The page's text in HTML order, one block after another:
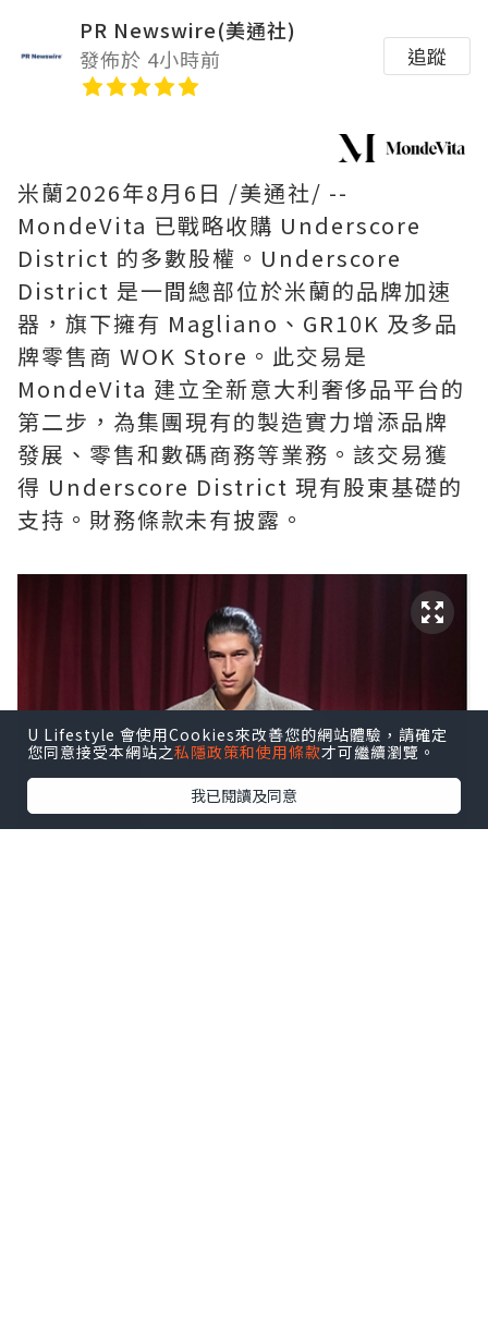
PR Newswire(美通社)
發佈於 4小時前
追蹤
米蘭2026年8月6日 /美通社/ --
MondeVita 已戰略收購 Underscore
District 的多數股權。Underscore
District 是一間總部位於米蘭的品牌加速
器，旗下擁有 Magliano、GR10K 及多品
牌零售商 WOK Store。此交易是
MondeVita 建立全新意大利奢侈品平台的
第二步，為集團現有的製造實力增添品牌
發展、零售和數碼商務等業務。該交易獲
得 Underscore District 現有股東基礎的
支持。財務條款未有披露。
U Lifestyle 會使用Cookies來改善您的網站體驗，請確定
您同意接受本網站之私隱政策和使用條款才可繼續瀏覽。
我已閱讀及同意